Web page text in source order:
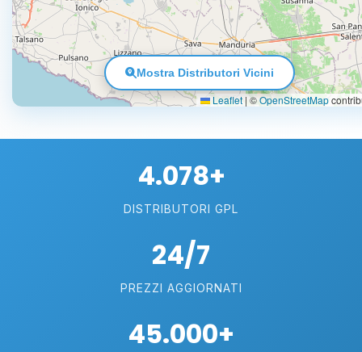
Leaflet |©OpenStreetMap
Mostra Distributori Vicini
4.078+
DISTRIBUTORI GPL
24/7
PREZZI AGGIORNATI
45.000+